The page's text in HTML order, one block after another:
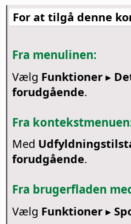
For at tilgå denne
Fra menulinen:
Vælg Funktioner ▸
forudgående.
Fra
Med
forudgående.
Fra brugerfladen
Vælg Funktioner ▸